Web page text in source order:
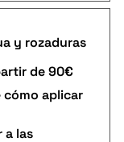
y rozaduras
de 90€
aplicar
a las